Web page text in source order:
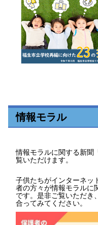
情報モラル
情報モラルに関する新聞
覧いただけます。
子供たちがインターネッ
者の方々が情報モラルに
です。是非ご覧いただき
合ってみてください。